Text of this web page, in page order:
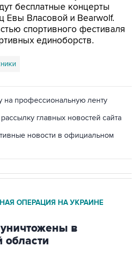
бесплатные концерты
Евы Власовой и Bearwolf.
спортивного фестиваля
единоборств.
на профессиональную ленту
главных новостей сайта
новости в официальном
ОПЕРАЦИЯ НА УКРАИНЕ
в